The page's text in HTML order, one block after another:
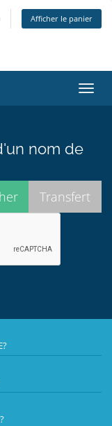
Afficher le panier
la
nom de